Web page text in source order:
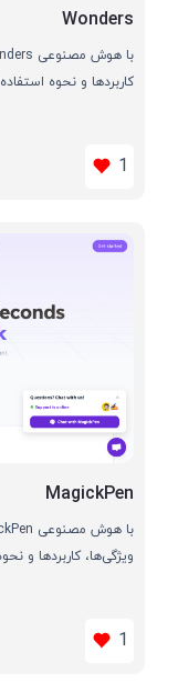
Wonders
کاربردها و نحوه
1
MagickPen
ویژگی‌ها، کاربردها و
1